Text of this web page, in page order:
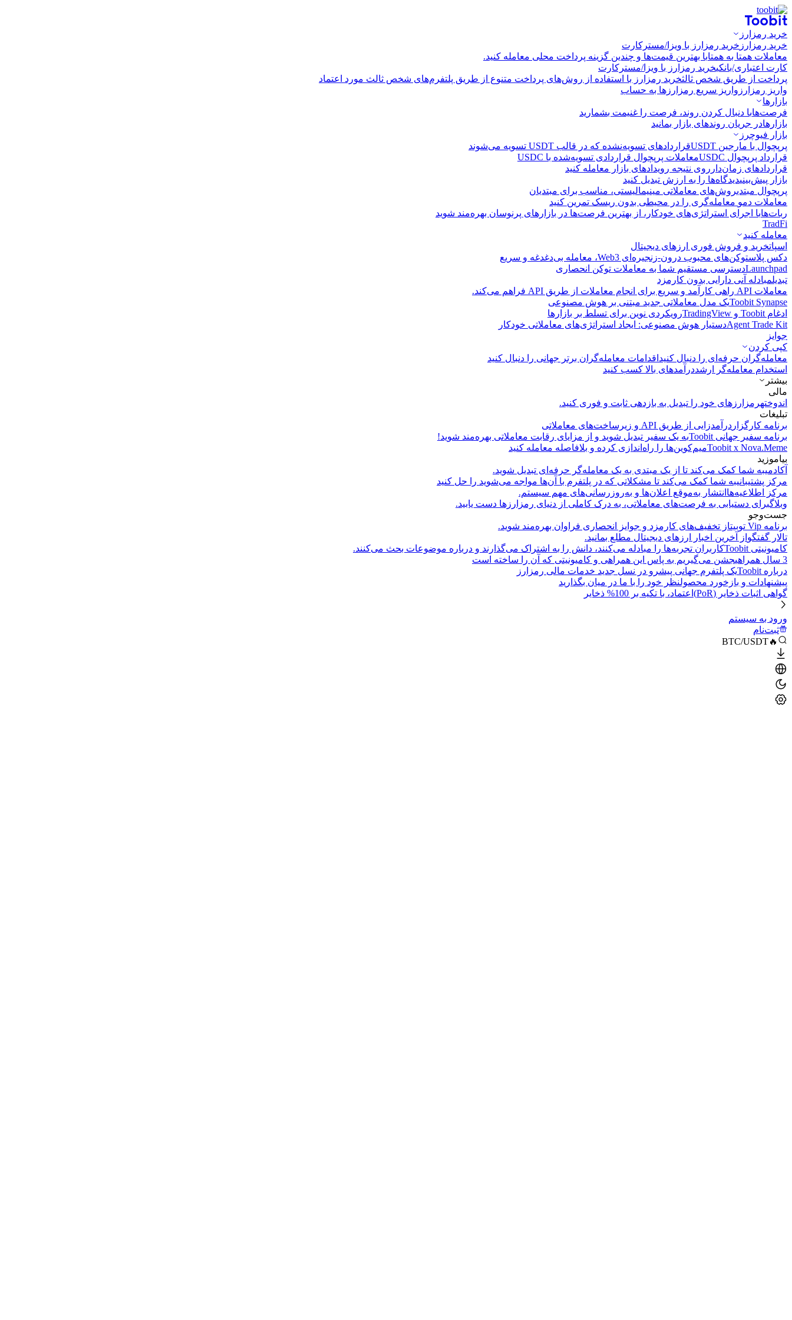
خرید رمزارز
خرید رمزارز خرید رمزارز با ویزا/مسترکارت
معاملات همتا به همتابا بهترین قیمت‌ها و چندین گزینه پرداخت محلی معامله کنید.
کارت اعتباری/بانکیخرید رمزارز با ویزا/مسترکارت
پرداخت از طریق شخص ثالثخرید رمزارز با استفاده از روش‌های پرداخت متنوع از طریق پلتفرم‌های شخص ثالث مورد اعتماد
واریز رمزارز واریز سریع رمزارزها به حساب
بازارها
فرصت‌هابا دنبال کردن روند، فرصت را غنیمت بشمارید
بازارهادر جریان روندهای بازار بمانید
بازار فیوچرز
پرپچوال با مارجین USDT
قراردادهای تسویه‌نشده که در قالب USDT تسویه می‌شوند
قرارداد پرپچوال USDC
معاملات پرپچوال قراردادی تسویه‌شده با USDC
قراردادهای زمان‌دار روی نتیجه رویدادهای بازار معامله کنید
بازار پیش‌بینیدیدگاه‌ها را به ارزش تبدیل کنید
پرپچوال مبتدیروش‌های معاملاتی مینیمالیستی، مناسب برای مبتدیان
معاملات دمو معامله‌گری را در محیطی بدون ریسک تمرین کنید
ربات‌هابا اجرای استراتژی‌های خودکار، از بهترین فرصت‌ها در بازارهای پرنوسان بهره‌مند شوید
TradFi
معامله کنید
اسپاتخرید و فروش فوری ارزهای دیجیتال
دکس پلاستوکن‌های محبوب درون-زنجیره‌ای Web3، معامله بی‌دغدغه و سریع
Launchpadدسترسی مستقیم شما به معاملات توکن انحصاری
تبدیلمبادله آنی دارایی بدون کارمزد
معاملات API
راهی کارآمد و سریع برای انجام معاملات از طریق API فراهم می‌کند.
Toobit Synapseیک مدل معاملاتی جدید مبتنی بر هوش مصنوعی
ادغام Toobit و TradingView
رویکردی نوین برای تسلط بر بازارها
Agent Trade Kitدستیار هوش مصنوعی: ایجاد استراتژی‌های معاملاتی خودکار
جوایز
کپی‌ کردن
معامله‌گران حرفه‌ای را دنبال کنید اقدامات معامله‌گران برتر جهانی را دنبال کنید
استخدام معامله‌گر ارشددرآمد‌های بالا کسب کنید
بیشتر
مالی
اندوختهرمزارزهای خود را تبدیل به بازدهی ثابت و فوری کنید.
تبلیغات
برنامه کارگزار درآمدزایی از طریق API و زیرساخت‌های معاملاتی
برنامه سفیر جهانی Toobit
به یک سفیر تبدیل شوید و از مزایای رقابت معاملاتی بهره‌مند شوید!
Toobit x Nova.Memeمیم‌کوین‌ها را راه‌اندازی کرده و بلافاصله معامله کنید
بیاموزید
آکادمیبه شما کمک می‌کند تا از یک مبتدی به یک معامله‌گر حرفه‌ای تبدیل شوید.
مرکز پشتیبانیبه شما کمک می‌کند تا مشکلاتی که در پلتفرم با آن‌ها مواجه می‌شوید را حل کنید
مرکز اطلاعیه‌ها انتشار به‌موقع اعلان‌ها و به‌روزرسانی‌های مهم سیستم.
وبلاگبرای دستیابی به فرصت‌های معاملاتی، به درک کاملی از دنیای رمزارزها دست یابید.
جست‌وجو
برنامه Vip توبیت
از تخفیف‌های کارمزد و جوایز انحصاری فراوان بهره‌مند شوید.
تالار گفتگو از آخرین اخبار ارزهای دیجیتال مطلع بمانید.
کامیونیتی Toobit
کاربران تجربه‌ها را مبادله می‌کنند، دانش را به اشتراک می‌گذارند و درباره موضوعات بحث می‌کنند.
3 سال همراهی
جشن می‌گیریم به پاس این همراهی و کامیونیتی که آن را ساخته است
درباره Toobit
یک پلتفرم جهانی پیشرو در نسل جدید خدمات مالی رمزارز
پیشنهادات و بازخورد محصولنظر خود را با ما در میان بگذارید
گواهی اثبات ذخایر (PoR)
اعتماد، با تکیه بر 100% ذخایر
ورود به سیستم
ثبت‌نام
🔥BTC/USDT